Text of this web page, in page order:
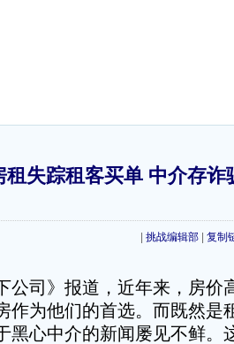
租失踪租客买单 中介存诈
挑战编辑部 复制
司》报道，近年来，房价
作为他们的首选。而既然是
黑心中介的新闻屡见不鲜。